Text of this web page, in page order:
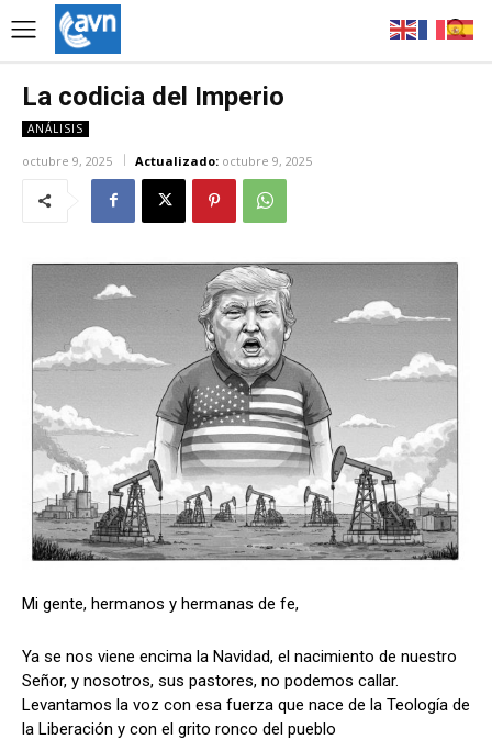
La codicia del Imperio
ANÁLISIS
octubre 9, 2025 Actualizado: octubre 9, 2025
Mi gente, hermanos y hermanas de fe,
Ya se nos viene encima la Navidad, el nacimiento de nuestro
Señor, y nosotros, sus pastores, no podemos callar.
Levantamos la voz con esa fuerza que nace de la Teología de
la Liberación y con el grito ronco del pueblo